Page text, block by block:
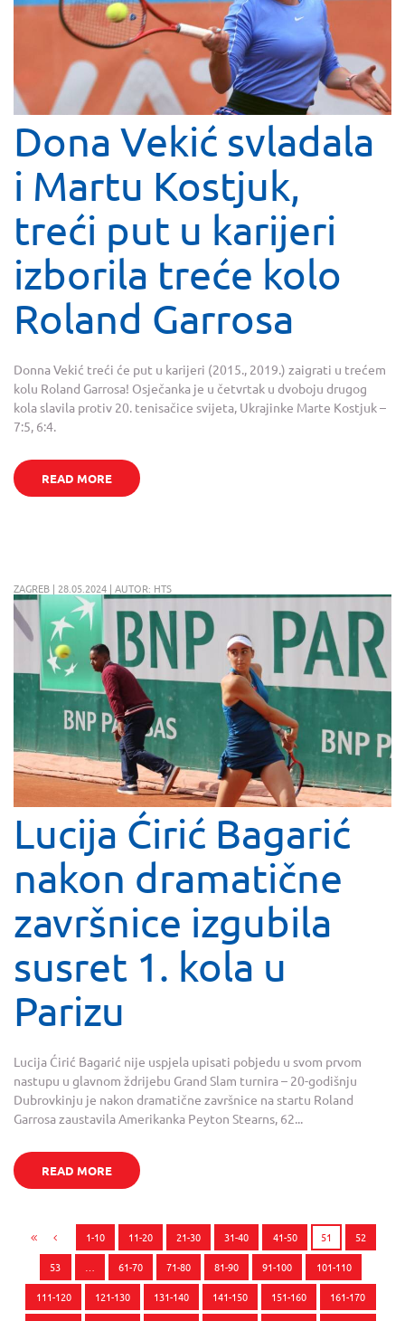
Dona Vekić svladala
i Martu Kostjuk,
treći put u karijeri
izborila treće kolo
Roland Garrosa
Donna Vekić treći će put u karijeri (2015., 2019.) zaigrati u trećem
kolu Roland Garrosa! Osječanka je u četvrtak u dvoboju drugog
kola slavila protiv 20. tenisačice svijeta, Ukrajinke Marte Kostjuk –
7:5, 6:4.
READ MORE
ZAGREB | 28.05.2024 | AUTOR: HTS
Lucija Ćirić Bagarić
nakon dramatične
završnice izgubila
susret 1. kola u
Parizu
Lucija Ćirić Bagarić nije uspjela upisati pobjedu u svom prvom
nastupu u glavnom ždrijebu Grand Slam turnira – 20-godišnju
Dubrovkinju je nakon dramatične završnice na startu Roland
Garrosa zaustavila Amerikanka Peyton Stearns, 62...
READ MORE
1-10 11-20 21-30 31-40 41-50 51 52
53 61-70 71-80 81-90 91-100 101-110
111-120 121-130 131-140 141-150 151-160 161-170